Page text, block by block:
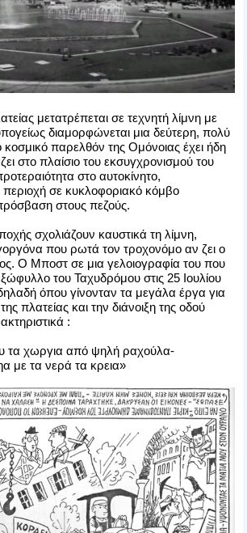
μετατρέπεται σε τεχνητή λίμνη με
διαμορφώνεται μια δεύτερη, πολύ
κοσμικό παρελθόν της Ομόνοιας έχει ήδη
στο πλαίσιο του εκσυγχρονισμού του
στο αυτοκίνητο,
περιοχή σε κυκλοφοριακό κόμβο
στους πεζούς.
σχολιάζουν καυστικά τη λίμνη,
που ρωτά τον τροχονόμο αν ζει ο
Ο Μποστ σε μια γελοιογραφία του που
του Ταχυδρόμου στις 25 Ιουλίου
όπου γίνονταν τα μεγάλα έργα για
πλατείας και την διάνοιξη της οδού
:
τα χωργια από ψηλή ραχούλα-
με τα νερά τα κρεια»